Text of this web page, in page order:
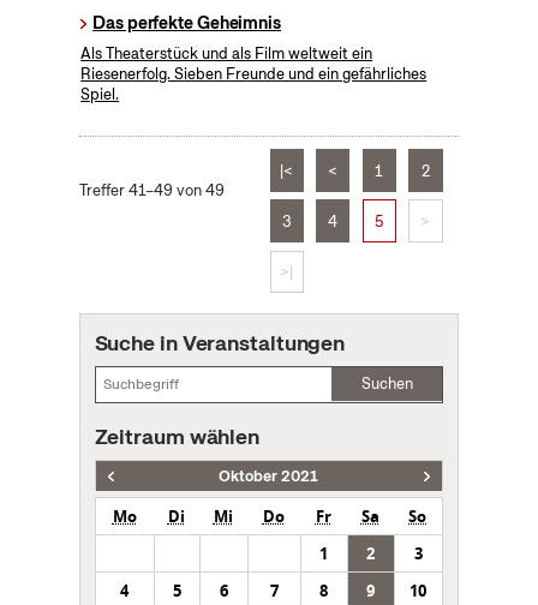
Das perfekte Geheimnis
Als Theaterstück und als Film weltweit ein
Riesenerfolg. Sieben Freunde und ein gefährliches
Spiel.
Treffer 41–49 von 49
|< < 1 2
3 4 5 >
>|
Suche in Veranstaltungen
Suchen
Zeitraum wählen
Oktober 2021
Mo Di Mi Do Fr Sa
So
1
2
3
4
5 6 7 8 9
10